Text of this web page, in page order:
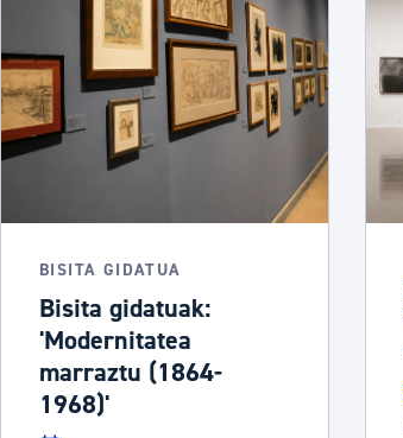
Udal administrazioa
Iragarki ofizialen taula
Egutegi fiskala
Gardentasun ataria
BISITA GIDATUA
Bisita gidatuak:
'Modernitatea
marraztu (1864-
1968)'